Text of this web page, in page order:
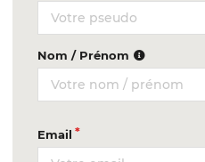
Nom / Prénom
Email